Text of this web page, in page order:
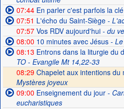
07:44En parler c'est parfois la clé
07:51 L'écho du Saint-Siège-
07:57Vos RDV aujourd'hui- du
08:00 10 minutes avec Jésus- Le
08:13 Entrons dans la liturgie du
TO - Evangile Mt 14,22-33
08:29 Chapelet aux intentions du
Mystères joyeux
09:00 Enseignement du jour-
eucharistiques